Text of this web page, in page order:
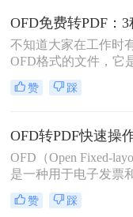
不知道大家在工作时
OFD格式的文件，它
部门之间格式不统一
们国家自主研发的一
优点，所以受到了不
过随着而来就有一个
格式的文件现在的使
泛，传输与查看起来
实要解决这个问题也
转pdf。接下来一起看
赞 踩
OFD（Open Fixed-
是一种用于电子发票
式文件格式，广泛应
和企业中。然而，在
赞 踩